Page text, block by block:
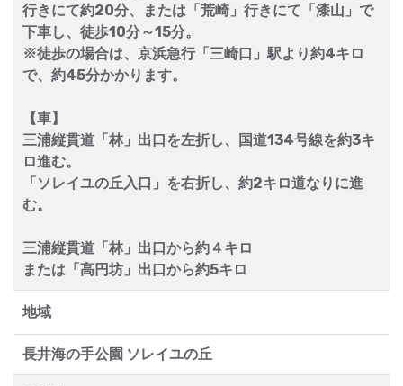
行きにて約20分、または「荒崎」行きにて「漆山」で
下車し、徒歩10分～15分。
※徒歩の場合は、京浜急行「三崎口」駅より約4キロ
で、約45分かかります。
【車】
三浦縦貫道「林」出口を左折し、国道134号線を約3キ
ロ進む。
「ソレイユの丘入口」を右折し、約2キロ道なりに進
む。
三浦縦貫道「林」出口から約４キロ
または「高円坊」出口から約5キロ
地域
長井海の手公園 ソレイユの丘